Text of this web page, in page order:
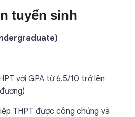
tuyển sinh
với GPA từ 6.5/10 trở lên
THPT được công chứng và